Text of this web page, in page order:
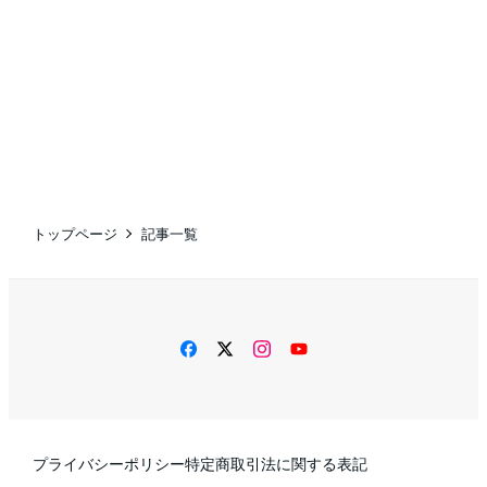
トップページ 記事一覧
facebooktwitterinstagram
YouTube
プライバシーポリシー特定商取引法に関する表記